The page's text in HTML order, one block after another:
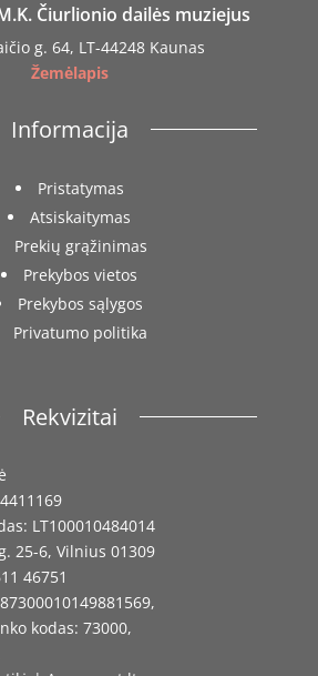
Čiurlionio dailės muziejus
g. 64, LT-44248 Kaunas
Žemėlapis
Informacija
Pristatymas
Atsiskaitymas
Prekių grąžinimas
Prekybos vietos
Prekybos sąlygos
Privatumo politika
Rekvizitai
LT100010484014
25-6, Vilnius 01309
46751
kodas: 73000,